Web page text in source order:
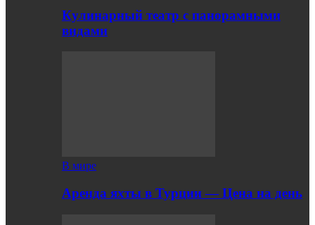
Кулинарный театр с панорамными
видами
В мире
Аренда яхты в Турции — Цена на день